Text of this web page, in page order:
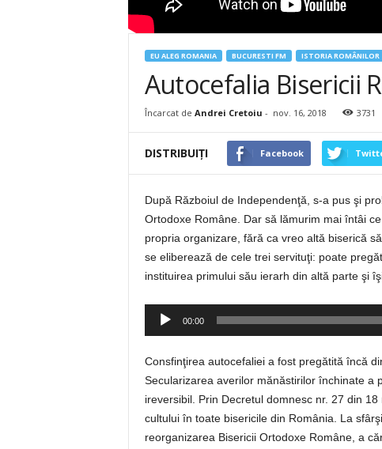
EU ALEG ROMANIA BUCURESTI FM ISTORIA ROMÂNILOR
Autocefalia Bisericii
Încarcat de Andrei Cretoiu - nov. 16, 2018 3731
DISTRIBUIȚI Facebook
După Războiul de Independenţă, s-a pus şi
Ortodoxe Române. Dar să lămurim mai întâi
propria organizare, fără ca vreo altă biserică
se eliberează de cele trei servituţi: poate
instituirea primului său ierarh din altă parte şi
Player
00:00
Consfinţirea autocefaliei a fost pregătită încă
Secularizarea averilor mănăstirilor închinate a
ireversibil. Prin Decretul domnesc nr. 27 din
cultului în toate bisericile din România. La
reorganizarea Bisericii Ortodoxe Române, a